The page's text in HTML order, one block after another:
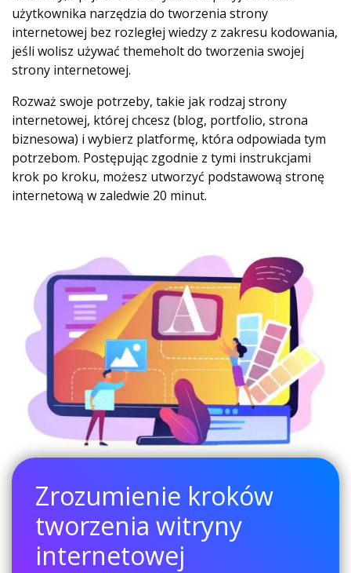
użytkownika narzędzia do tworzenia strony
internetowej bez rozległej wiedzy z zakresu kodowania,
jeśli wolisz używać themeholt do tworzenia swojej
strony internetowej.
Rozważ swoje potrzeby, takie jak rodzaj strony
internetowej, której chcesz (blog, portfolio, strona
biznesowa) i wybierz platformę, która odpowiada tym
potrzebom. Postępując zgodnie z tymi instrukcjami
krok po kroku, możesz utworzyć podstawową stronę
internetową w zaledwie 20 minut.
Zrozumienie kroków
tworzenia witryny
internetowej